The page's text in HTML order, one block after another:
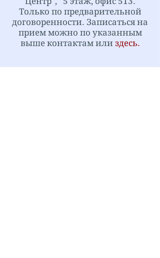
Только по предварительной
договоренности. Записаться на
прием можно по указанным
выше контактам илиздесь.